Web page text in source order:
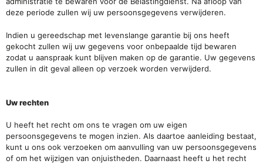
deze periode zullen wij uw persoonsgegevens verwijderen.
Indien u gereedschap met levenslange garantie bij ons heeft
gekocht zullen wij uw gegevens voor onbepaalde tijd bewaren
zodat u aanspraak kunt blijven maken op de garantie. Uw gegevens
zullen in dit geval alleen op verzoek worden verwijderd.
Uw rechten
U heeft het recht om ons te vragen om uw eigen
persoonsgegevens te mogen inzien. Als daartoe aanleiding bestaat,
kunt u ons ook verzoeken om aanvulling van uw persoonsgegevens
of om het wijzigen van onjuistheden. Daarnaast heeft u het recht